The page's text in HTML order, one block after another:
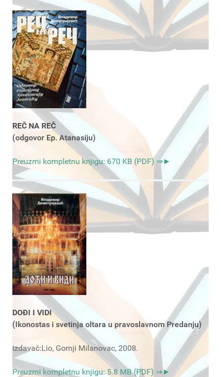
REČ NA REČ
(odgovor Ep. Atanasiju)
Preuzmi kompletnu knjigu: 670 KB (PDF) ⇒►
DOĐI I VIDI
(Ikonostas i svetinja oltara u pravoslavnom Predanju)
izdavač:Lio, Gornji Milanovac, 2008.
Preuzmi kompletnu knjigu: 5.8 MB (PDF) ⇒►